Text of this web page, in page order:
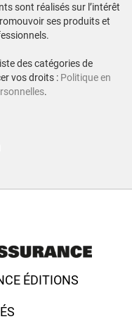
sont réalisés sur l’intérêt
ses produits et
des catégories de
vos droits : Politique en
.
ÉDITIONS